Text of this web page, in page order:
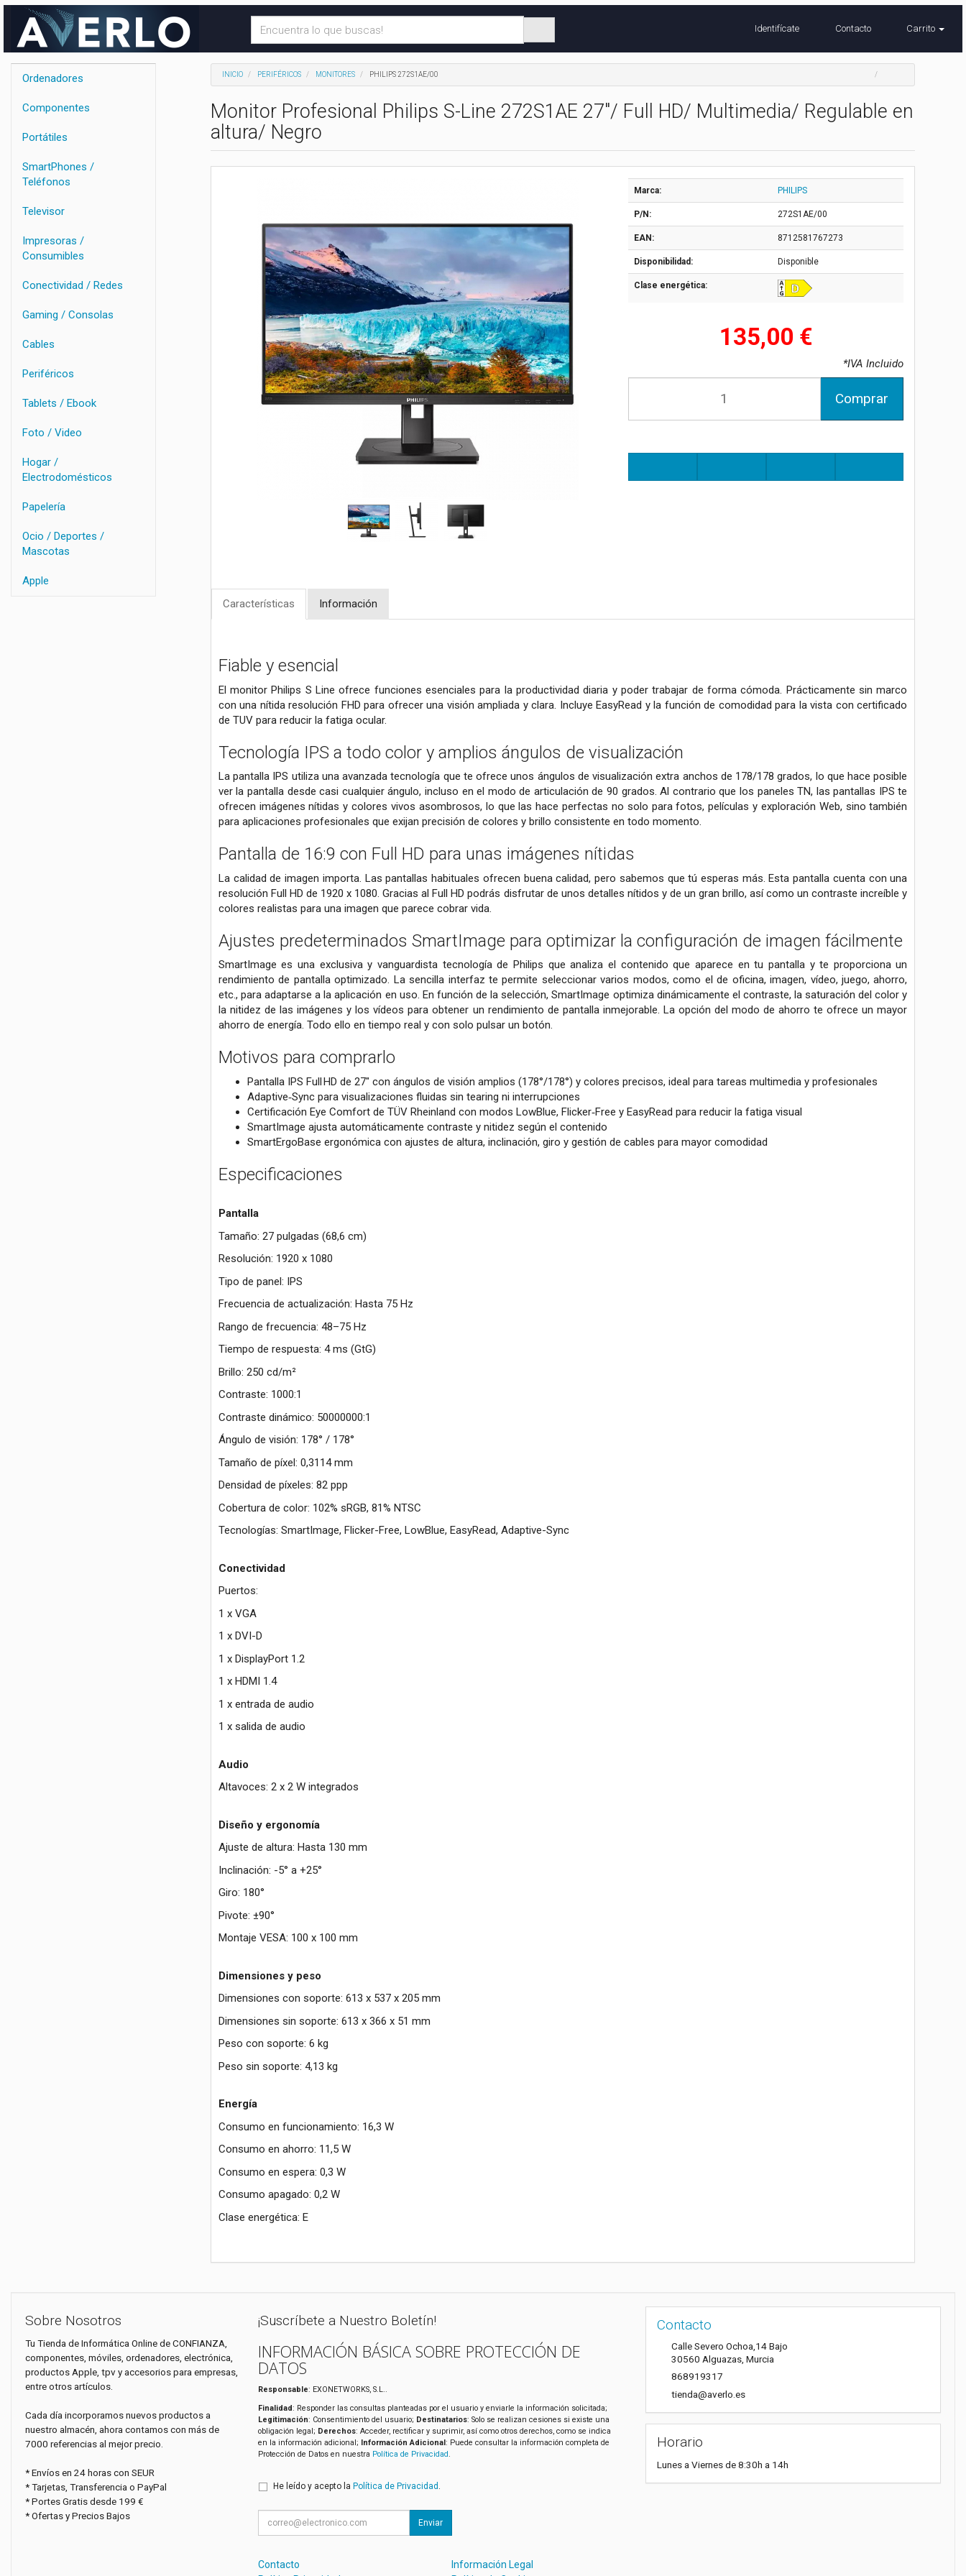
Identifícate Contacto Carrito
Ordenadores
Componentes
Portátiles
SmartPhones /
Teléfonos
Televisor
Impresoras /
Consumibles
Conectividad / Redes
Gaming / Consolas
Cables
Periféricos
Tablets / Ebook
Foto / Video
Hogar /
Electrodomésticos
Papelería
Ocio / Deportes /
Mascotas
Apple
INICIO PERIFÉRICOS MONITORES PHILIPS 272S1AE/00
Monitor Profesional Philips S-Line 272S1AE 27"/ Full HD/ Multimedia/ Regulable en
altura/ Negro
Marca: PHILIPS
P/N: 272S1AE/00
EAN: 8712581767273
Disponibilidad: Disponible
Clase energética:
135,00 €
*IVA Incluido
Comprar
Características Información
Fiable y esencial
El monitor Philips S Line ofrece funciones esenciales para la productividad diaria y poder trabajar de forma cómoda. Prácticamente sin marco
con una nítida resolución FHD para ofrecer una visión ampliada y clara. Incluye EasyRead y la función de comodidad para la vista con certificado
de TUV para reducir la fatiga ocular.
Tecnología IPS a todo color y amplios ángulos de visualización
La pantalla IPS utiliza una avanzada tecnología que te ofrece unos ángulos de visualización extra anchos de 178/178 grados, lo que hace posible
ver la pantalla desde casi cualquier ángulo, incluso en el modo de articulación de 90 grados. Al contrario que los paneles TN, las pantallas IPS te
ofrecen imágenes nítidas y colores vivos asombrosos, lo que las hace perfectas no solo para fotos, películas y exploración Web, sino también
para aplicaciones profesionales que exijan precisión de colores y brillo consistente en todo momento.
Pantalla de 16:9 con Full HD para unas imágenes nítidas
La calidad de imagen importa. Las pantallas habituales ofrecen buena calidad, pero sabemos que tú esperas más. Esta pantalla cuenta con una
resolución Full HD de 1920 x 1080. Gracias al Full HD podrás disfrutar de unos detalles nítidos y de un gran brillo, así como un contraste increíble y
colores realistas para una imagen que parece cobrar vida.
Ajustes predeterminados SmartImage para optimizar la configuración de imagen fácilmente
SmartImage es una exclusiva y vanguardista tecnología de Philips que analiza el contenido que aparece en tu pantalla y te proporciona un
rendimiento de pantalla optimizado. La sencilla interfaz te permite seleccionar varios modos, como el de oficina, imagen, vídeo, juego, ahorro,
etc., para adaptarse a la aplicación en uso. En función de la selección, SmartImage optimiza dinámicamente el contraste, la saturación del color y
la nitidez de las imágenes y los vídeos para obtener un rendimiento de pantalla inmejorable. La opción del modo de ahorro te ofrece un mayor
ahorro de energía. Todo ello en tiempo real y con solo pulsar un botón.
Motivos para comprarlo
Pantalla IPS Full HD de 27″ con ángulos de visión amplios (178°/178°) y colores precisos, ideal para tareas multimedia y profesionales
Adaptive‑Sync para visualizaciones fluidas sin tearing ni interrupciones
Certificación Eye Comfort de TÜV Rheinland con modos LowBlue, Flicker‑Free y EasyRead para reducir la fatiga visual
SmartImage ajusta automáticamente contraste y nitidez según el contenido
SmartErgoBase ergonómica con ajustes de altura, inclinación, giro y gestión de cables para mayor comodidad
Especificaciones
Pantalla
Tamaño: 27 pulgadas (68,6 cm)
Resolución: 1920 x 1080
Tipo de panel: IPS
Frecuencia de actualización: Hasta 75 Hz
Rango de frecuencia: 48–75 Hz
Tiempo de respuesta: 4 ms (GtG)
Brillo: 250 cd/m²
Contraste: 1000:1
Contraste dinámico: 50000000:1
Ángulo de visión: 178° / 178°
Tamaño de píxel: 0,3114 mm
Densidad de píxeles: 82 ppp
Cobertura de color: 102% sRGB, 81% NTSC
Tecnologías: SmartImage, Flicker-Free, LowBlue, EasyRead, Adaptive-Sync
Conectividad
Puertos:
1 x VGA
1 x DVI-D
1 x DisplayPort 1.2
1 x HDMI 1.4
1 x entrada de audio
1 x salida de audio
Audio
Altavoces: 2 x 2 W integrados
Diseño y ergonomía
Ajuste de altura: Hasta 130 mm
Inclinación: -5° a +25°
Giro: 180°
Pivote: ±90°
Montaje VESA: 100 x 100 mm
Dimensiones y peso
Dimensiones con soporte: 613 x 537 x 205 mm
Dimensiones sin soporte: 613 x 366 x 51 mm
Peso con soporte: 6 kg
Peso sin soporte: 4,13 kg
Energía
Consumo en funcionamiento: 16,3 W
Consumo en ahorro: 11,5 W
Consumo en espera: 0,3 W
Consumo apagado: 0,2 W
Clase energética: E
Sobre Nosotros
Tu Tienda de Informática Online de CONFIANZA,
componentes, móviles, ordenadores, electrónica,
productos Apple, tpv y accesorios para empresas,
entre otros artículos.
Cada día incorporamos nuevos productos a
nuestro almacén, ahora contamos con más de
7000 referencias al mejor precio.
* Envíos en 24 horas con SEUR
* Tarjetas, Transferencia o PayPal
* Portes Gratis desde 199 €
* Ofertas y Precios Bajos
¡Suscríbete a Nuestro Boletín!
INFORMACIÓN BÁSICA SOBRE PROTECCIÓN DE
DATOS
Responsable: EXONETWORKS, S.L..
Finalidad: Responder las consultas planteadas por el usuario y enviarle la información solicitada;
Legitimación: Consentimiento del usuario; Destinatarios: Solo se realizan cesiones si existe una
obligación legal; Derechos: Acceder, rectificar y suprimir, así como otros derechos, como se indica
en la información adicional;
Información Adicional : Puede consultar la información completa de
Protección de Datos en nuestra Política de Privacidad .
He leído y acepto la Política de Privacidad .
Enviar
Contacto
Información Legal
Contacto
Calle Severo Ochoa,14 Bajo
30560 Alguazas, Murcia
868919317
tienda@averlo.es
Horario
Lunes a Viernes de 8:30h a 14h